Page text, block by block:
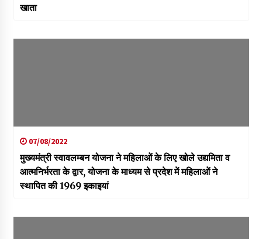
खाता
07/08/2022
मुख्यमंत्री स्वावलम्बन योजना ने महिलाओं के लिए खोले उद्यमिता व
आत्मनिर्भरता के द्वार, योजना के माध्यम से प्रदेश में महिलाओं ने
स्थापित की 1969 इकाइयां